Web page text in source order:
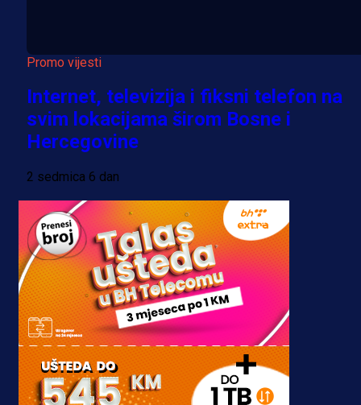
Promo vijesti
Internet, televizija i fiksni telefon na
svim lokacijama širom Bosne i
Hercegovine
2 sedmica 6 dan